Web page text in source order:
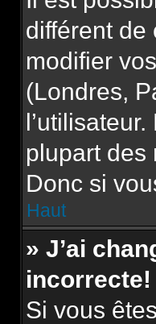
différent de
modifier
(Londres,
plupart des
Donc si
Haut
» J’ai
incorrecte!
Si vous